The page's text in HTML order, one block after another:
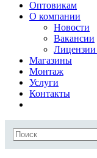
Оптовикам
О компании
Новости
Вакансии
Магазины
Монтаж
Услуги
Контакты